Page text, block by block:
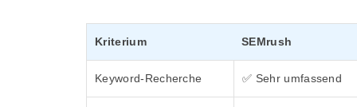
Kriterium SEMrush
Keyword-Recherche ✅ Sehr umfassend